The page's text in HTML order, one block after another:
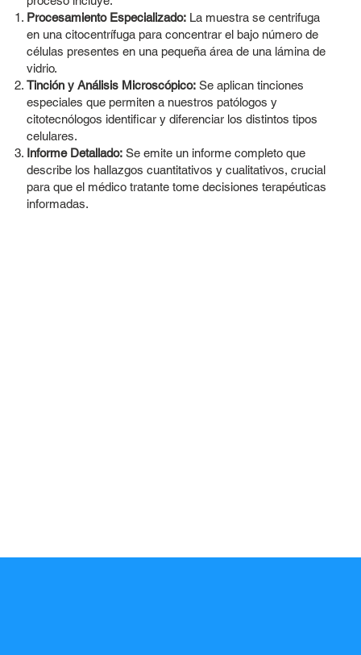
Procesamiento Especializado:La muestra se centrifuga
en una citocentrífuga para concentrar el bajo número de
células presentes en una pequeña área de una lámina de
vidrio.
Tinción y Análisis Microscópico:Se aplican tinciones
especiales que permiten a nuestros patólogos y
citotecnólogos identificar y diferenciar los distintos tipos
celulares.
Informe Detallado:Se emite un informe completo que
describe los hallazgos cuantitativos y cualitativos, crucial
para que el médico tratante tome decisiones terapéuticas
informadas.